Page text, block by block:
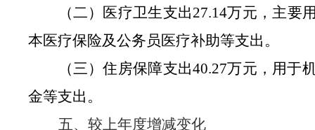
（二）医疗卫生支出27.14万元 ， 主要
本医疗保险及公务员医疗补助等支出。
（三）住房保障支出40.27万元 ，用于
金等支出。
五、较上年度增减变化